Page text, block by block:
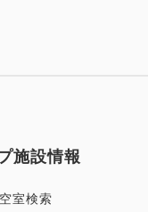
施設情報
室検索